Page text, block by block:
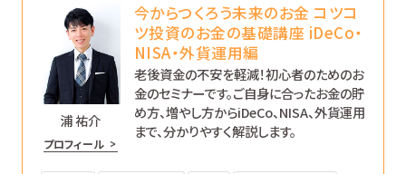
浦 祐介
プロフィール
今からつくろう未来のお金 コツコ
ツ投資のお金の基礎講座 iDeCo・
NISA・外貨運用編
老後資金の不安を軽減！初心者のためのお
金のセミナーです。ご自身に合ったお金の貯
め方、増やし方からiDeCo、NISA、外貨運用
まで、分かりやすく解説します。